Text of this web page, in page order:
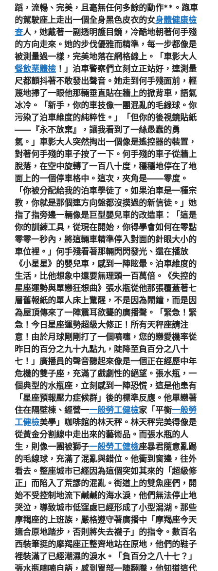
蹈，流暢、完美，且毫無任何多餘的動作**。跑車
的駕駛座上走出一個全身黑色皮衣的女身體健康檢
查人，她戴著一副透明護目鏡，冷酷地朝著何手殘
的方向走來。她的步伐優雅而精準，每一步都像是
被測量過一樣，完美地落在網格線上。「車影大人
餐飲業體檢 ！」泊車警察們立刻立正站好，連測量
尺都顫抖著不敢發出聲音。她走到何手殘面前，輕
蔑地掃了一眼他那輛垂直貼在牆上的掀背車，語氣
冰冷。「新手，你的車技像一團混亂的毛線球。你
污染了泊車維度的純粹性。」「但你的後視鏡貼紙
——『永不放棄』，讓我看到了一絲愚蠢的勇
氣。」車影大人突然掏出一個像是遙控器的裝置，
對著何手殘的車子按了一下。何手殘的車子從牆上
脫落，在空中旋轉了一百八十度，穩穩地停在了地
面上的一個停車格中。這次，夾角是——零度。
「你被分配給我的泊車學徒了。如果泊車是一種宗
教，你就是那個連方向盤都沒摸過的新信徒。」她
指了指旁邊一輛像是巨型嬰兒車的改造車：「這是
你的訓練工具，從現在開始，你得學會如何在零點
零零一秒內，將這輛車精準停入對面的針眼大小的
車位裡。」何手殘看著那輛閃閃發光、還在播放
《小星星》的嬰兒車，感到一陣眩暈。泊車維度的
生活，比他想象中還要無理頭一百萬倍。《失控的
星座運勢與單戀狂想曲》張水瓶從他那張覆蓋著七
層舊報紙的單人床上驚醒，不是因為鬧鐘，而是因
為屋頂傳來了一陣震耳欲聾的廣播聲。「緊急！緊
急！今日星座運勢超級大修正！所有天秤座請注
意！由於月球剛剛打了一個噴嚏，您的戀愛機率從
昨日的百分之九十九點九，陡降至負百分之八十
七！」廣播員的聲音聽起來像是一個正在經歷中年
危機的雙子座，充滿了戲劇性的絕望。張水瓶，一
個典型的水瓶座，立刻感到一陣恐慌，這是他患有
「星座預報壓力症候群」後的標準反應。他單戀著
住在隔壁棟、經營一一般勞工健檢家「平衡一般勞
工健檢美學」咖啡館的林天秤。林天秤完美得像是
從黃金分割線中走出來的藝術品。而張水瓶的人
生，則像一團被獅子一般勞工健檢座暴君隨意亂踢
的毛線球，充滿了混亂與錯位。他衝到窗邊，往外
看去。整座城市已經因為這個突如其來的「超級修
正」而陷入了荒謬的混亂。街道上的雙魚座們，開
始不受控制地流下鹹鹹的海水淚，他們無法停止地
哭泣，導致城市低窪處已經形成了小型潟湖。那些
摩羯座的上班族，嚴格遵守著廣播中「摩羯座今天
適合原地踏步，否則將失去襪子」的指令。數百名
西裝筆挺的摩羯座正整齊地站在原地，他們的鞋子
裡裝滿了已經潮濕的淚水。「負百分之八十七？」
張水瓶喃喃自語，感到胃部一陣翻騰，他知道這代